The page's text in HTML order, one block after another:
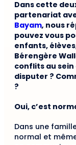
Dans cette
partenariat
Bayam, nous
pouvez vous
enfants,
Bérengère
conflits au
disputer ?
?
Oui, c’est
Dans une
normal et